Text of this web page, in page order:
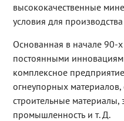
высококачественные
условия для
Основанная в начале 90-
постоянными
комплексное
огнеупорных
строительные
промышленность и т. Д.